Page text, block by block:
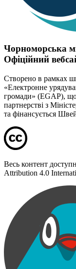
Чорноморська
Офіційний
Створено в рамках
«Електронне
громади» (EGAP),
партнерстві з
та фінансується
Весь контент
Attribution 4.0